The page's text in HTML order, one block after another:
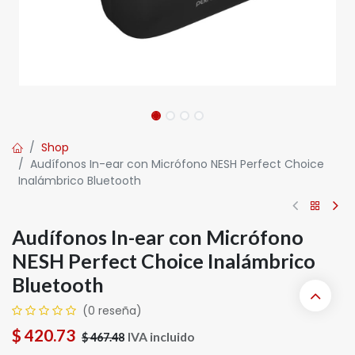
Shop
Audífonos In-ear con Micrófono NESH Perfect Choice
Inalámbrico Bluetooth
Audífonos In-ear con Micrófono
NESH Perfect Choice Inalámbrico
Bluetooth
(0 reseña)
$ 420.73 $467.48 IVA incluido